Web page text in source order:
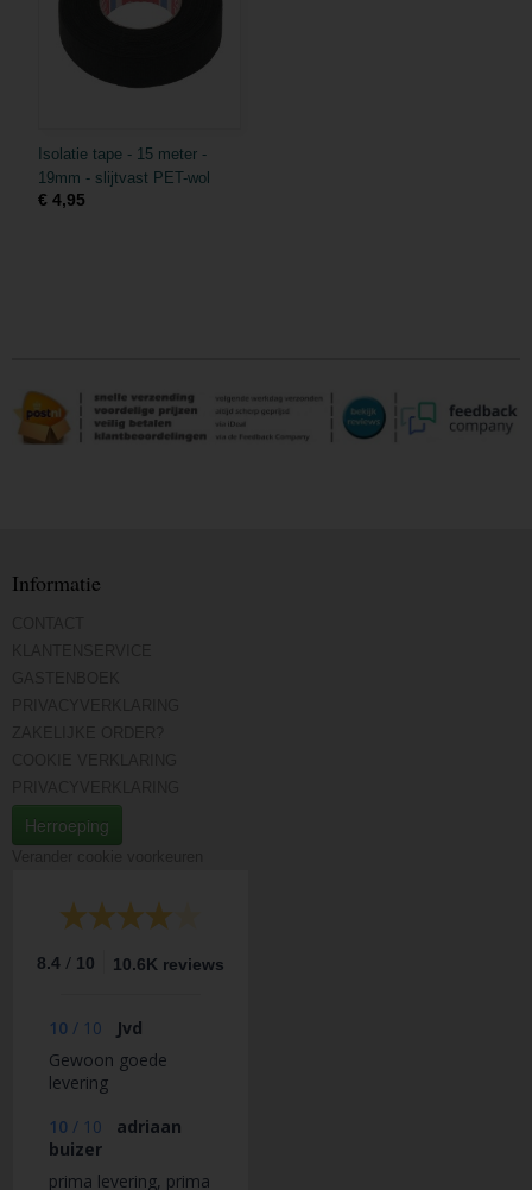
Isolatie tape - 15 meter -
19mm - slijtvast PET-wol
€ 4,95
Informatie
Herroeping
8.4 / 10 10.6K reviews
10 / 10
Jvd
Gewoon goede
levering
10 / 10
adriaan
buizer
prima levering, prima